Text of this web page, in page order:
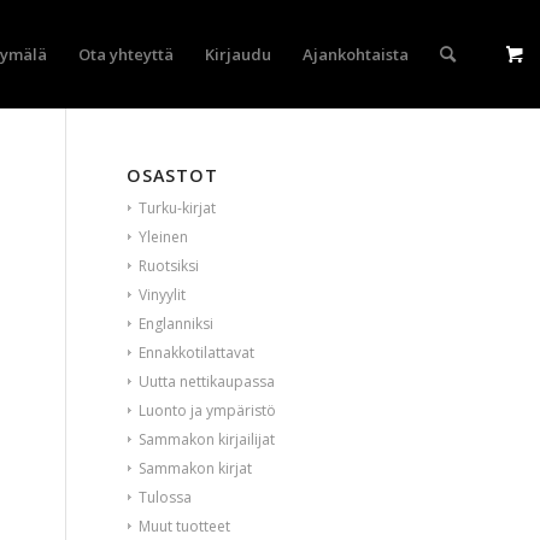
Ota yhteyttä Kirjaudu Ajankohtaista
OSASTOT
Turku-kirjat
Yleinen
Ruotsiksi
Vinyylit
Englanniksi
Ennakkotilattavat
Uutta nettikaupassa
Luonto ja ympäristö
Sammakon kirjailijat
Sammakon kirjat
Tulossa
Muut tuotteet